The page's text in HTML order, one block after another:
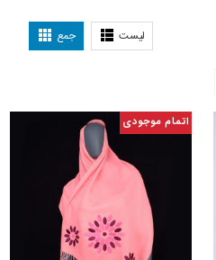
لیست جمع
اتمام موجودی